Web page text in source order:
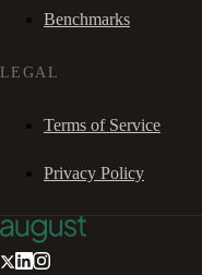
Benchmarks
LEGAL
Terms of Service
Privacy Policy